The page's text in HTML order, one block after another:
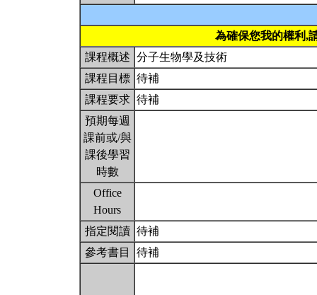
為確保您我的權利,
課程概述 分子生物學及技術
課程目標 待補
課程要求 待補
預期每週
課前或/與
課後學習
時數
Office
Hours
指定閱讀 待補
參考書目
待補